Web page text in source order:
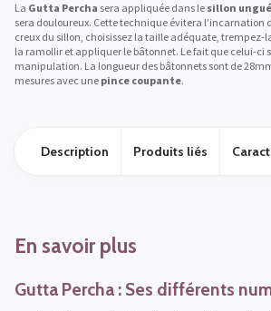
La Gutta Percha sera appliquée dans le sillon
sera douloureux. Cette technique évitera l’incarnation
creux du sillon, choisissez la taille adéquate, trempez-
la ramollir et appliquer le bâtonnet. Le fait que celui-ci
manipulation. La longueur des bâtonnets sont de
mesures avec une pince coupante.
Description Produits liés
En savoir plus
Gutta Percha : Ses différents